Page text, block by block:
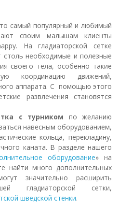
самый популярный и любимый
своим малышам клиенты
На гладиаторской сетке
необходимые и полезные
своего тела, особенно такие
координацию движений,
аппарата. С помощью этого
развлечения становятся
с турником по желанию
навесным оборудованием,
кольца, перекладину,
каната. В разделе нашего
оборудование» на
много дополнительных
значительно расширить
гладиаторской сетки,
шведской стенки.